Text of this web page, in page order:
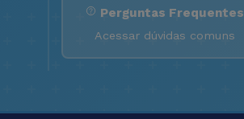
Perguntas Frequentes
Acessar dúvidas comuns